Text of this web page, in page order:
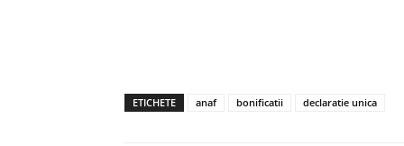
ETICHETE anaf bonificatii declaratie unica